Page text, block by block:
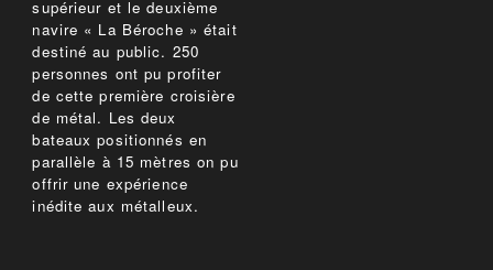
supérieur et le deuxième
navire « La Béroche » était
destiné au public. 250
personnes ont pu profiter
de cette première croisière
de métal. Les deux
bateaux positionnés en
parallèle à 15 mètres on pu
offrir une expérience
inédite aux métalleux.